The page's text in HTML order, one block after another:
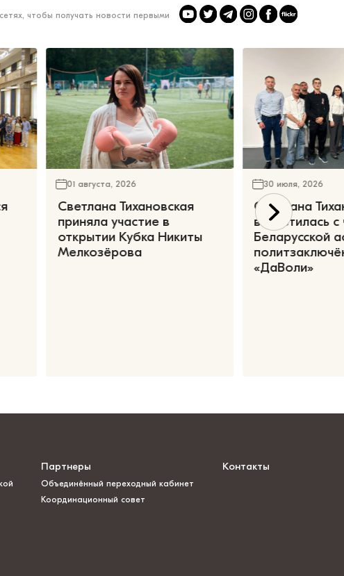
чтобы получать новости первыми
01 августа, 2026
Светлана Тихановская
приняла участие в
открытии Кубка Никиты
Мелкозёрова
30 июля, 2026
Светлана
встретилась
Беларусской
«ДаВоли»
Партнеры
Объединённый переходный кабинет
Координационный совет
Контакты